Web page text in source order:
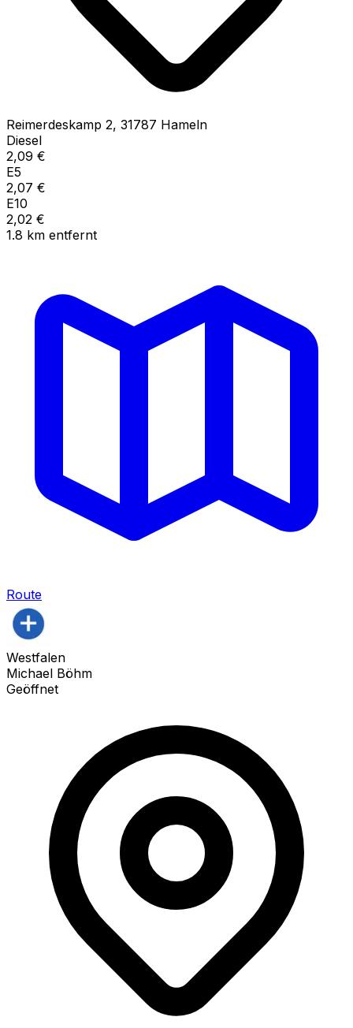
Reimerdeskamp 2, 31787 Hameln
Diesel
2,09 €
E5
2,07 €
E10
2,02 €
1.8 km entfernt
Route
Westfalen
Michael Böhm
Geöffnet